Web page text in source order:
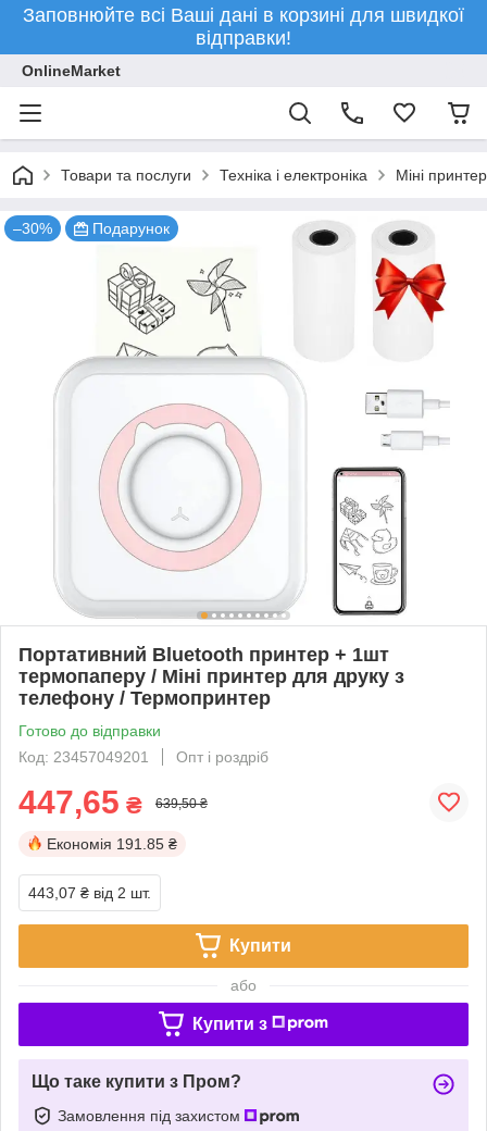
Заповнюйте всі Ваші дані в корзині для швидкої
відправки!
OnlineMarket
Товари та послуги Техніка і електроніка Міні
–30% Подарунок
Портативний Bluetooth принтер + 1шт
термопаперу / Міні принтер для друку з
телефону / Термопринтер
Готово до відправки
Код: 23457049201
Опт і роздріб
447,65 ₴ 639,50 ₴
Економія 191.85 ₴
443,07 ₴ від 2 шт.
Купити
або
Купити з
Що таке купити з Пром?
Замовлення під захистом